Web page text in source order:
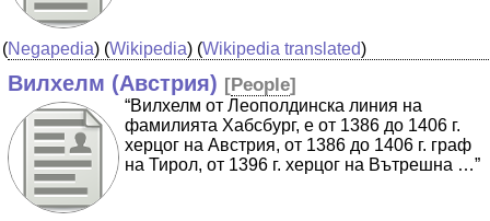
(Negapedia) (Wikipedia) (Wikipedia translated)
Вилхелм (Австрия) [People]
“Вилхелм от Леополдинска линия на
фамилията Хабсбург, е от 1386 до 1406 г.
херцог на Австрия, от 1386 до 1406 г. граф
на Тирол, от 1396 г. херцог на Вътрешна …”